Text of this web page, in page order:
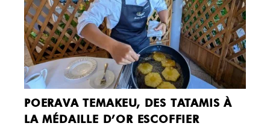
POERAVA TEMAKEU, DES TATAMIS À
LA MÉDAILLE D’OR ESCOFFIER